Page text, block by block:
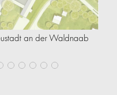
an der Waldnaab